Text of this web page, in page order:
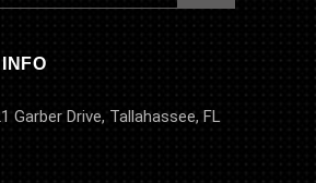
Garber Drive, Tallahassee, FL